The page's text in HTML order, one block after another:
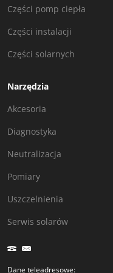
Części pomp ciepła
Części instalacji
Części solarnych
Narzędzia
Akcesoria
Diagnostyka
Neutralizacja
Pomiary
Uszczelnienia
Serwis solarów
Dane teleadresowe: